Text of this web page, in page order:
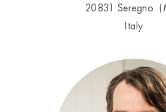
20831 Seregno
Italy